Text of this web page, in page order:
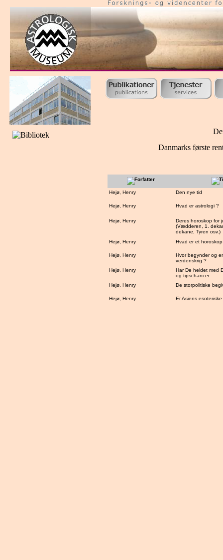
Danmarks første
Hejø, Henry Den nye tid
Hejø, Henry Hvad er astrologi ?
Hejø, Henry
Deres horoskop for
(Vædderen, 1.
dekane, Tyren osv.)
Hejø, Henry
Hvad er et
Hejø, Henry
Hvor begynder og
verdenskrig ?
Hejø, Henry
Har De heldet med
og tipschancer
Hejø, Henry
De storpolitiske
Hejø, Henry Er Asiens